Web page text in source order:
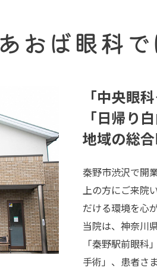
あおば眼科で
「中央眼
「日帰り
地域の総
秦野市渋沢で開
上の方にご来院
だける環境を心
当院は、神奈川
「秦野駅前眼
手術」、患者さ